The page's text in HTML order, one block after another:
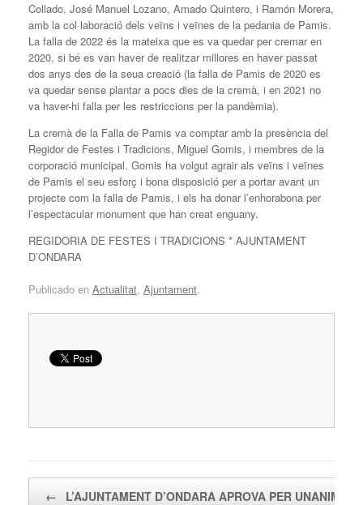
Collado, José Manuel Lozano, Amado Quintero, i Ramón Morera,
amb la col·laboració dels veïns i veïnes de la pedania de Pamis.
La falla de 2022 és la mateixa que es va quedar per cremar en
2020, si bé es van haver de realitzar millores en haver passat
dos anys des de la seua creació (la falla de Pamis de 2020 es
va quedar sense plantar a pocs dies de la cremà, i en 2021 no
va haver-hi falla per les restriccions per la pandèmia).
La cremà de la Falla de Pamis va comptar amb la presència del
Regidor de Festes i Tradicions, Miguel Gomis, i membres de la
corporació municipal. Gomis ha volgut agrair als veïns i veïnes
de Pamis el seu esforç i bona disposició per a portar avant un
projecte com la falla de Pamis, i els ha donar l’enhorabona per
l’espectacular monument que han creat enguany.
REGIDORIA DE FESTES I TRADICIONS * AJUNTAMENT
D’ONDARA
Publicado en Actualitat, Ajuntament.
← L’AJUNTAMENT D’ONDARA APROVA PER